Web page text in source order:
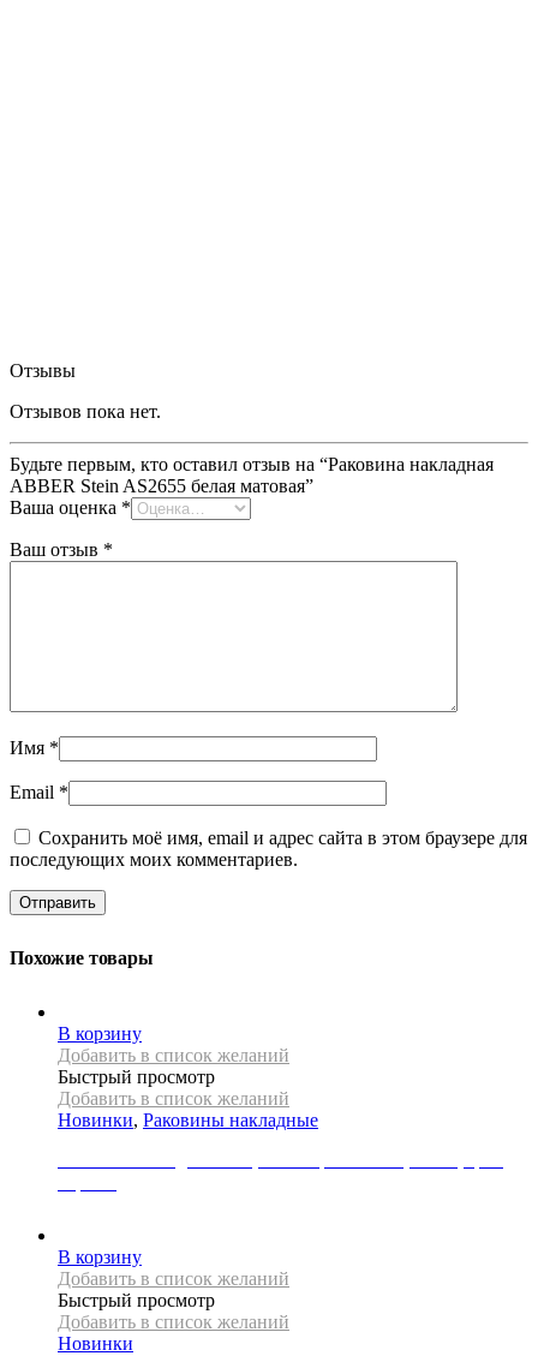
Отзывы
Отзывов пока нет.
Будьте первым, кто оставил отзыв на “Раковина накладная
ABBER Stein AS2655 белая матовая”
Ваша оценка *
Ваш отзыв *
Имя *
Email *
Сохранить моё имя, email и адрес сайта в этом браузере для
последующих моих комментариев.
Похожие товары
В корзину
Добавить в список желаний
Быстрый просмотр
Добавить в список желаний
Новинки, Раковины накладные
В корзину
Добавить в список желаний
Быстрый просмотр
Добавить в список желаний
Новинки